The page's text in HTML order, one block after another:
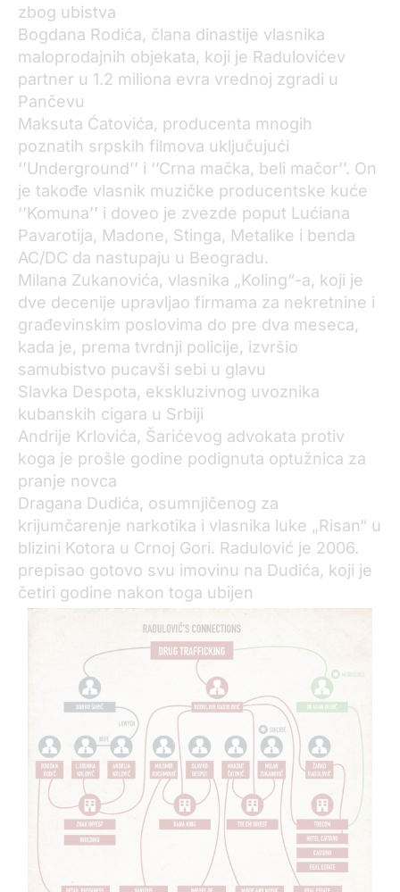
zbog ubistva
Bogdana Rodića, člana dinastije vlasnika
maloprodajnih objekata, koji je Radulovićev
partner u 1.2 miliona evra vrednoj zgradi u
Pančevu
Maksuta Ćatovića, producenta mnogih
poznatih srpskih filmova uključujući
‘’Underground’’ i ‘’Crna mačka, beli mačor’’. On
je takođe vlasnik muzičke producentske kuće
‘’Komuna’’ i doveo je zvezde poput Lućiana
Pavarotija, Madone, Stinga, Metalike i benda
AC/DC da nastupaju u Beogradu.
Milana Zukanovića, vlasnika „Koling“-a, koji je
dve decenije upravljao firmama za nekretnine i
građevinskim poslovima do pre dva meseca,
kada je, prema tvrdnji policije, izvršio
samubistvo pucavši sebi u glavu
Slavka Despota, ekskluzivnog uvoznika
kubanskih cigara u Srbiji
Andrije Krlovića, Šarićevog advokata protiv
koga je prošle godine podignuta optužnica za
pranje novca
Dragana Dudića, osumnjičenog za
krijumčarenje narkotika i vlasnika luke „Risan“ u
blizini Kotora u Crnoj Gori. Radulović je 2006.
prepisao gotovo svu imovinu na Dudića, koji je
četiri godine nakon toga ubijen